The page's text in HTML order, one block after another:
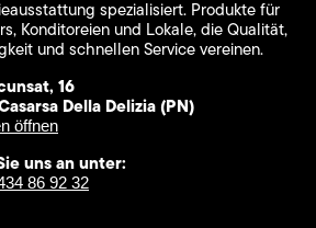
spezialisiert. Produkte für
Konditoreien und Lokale, die Qualität,
und schnellen Service vereinen.
16
Della Delizia (PN)
öffnen
uns an unter:
86 92 32